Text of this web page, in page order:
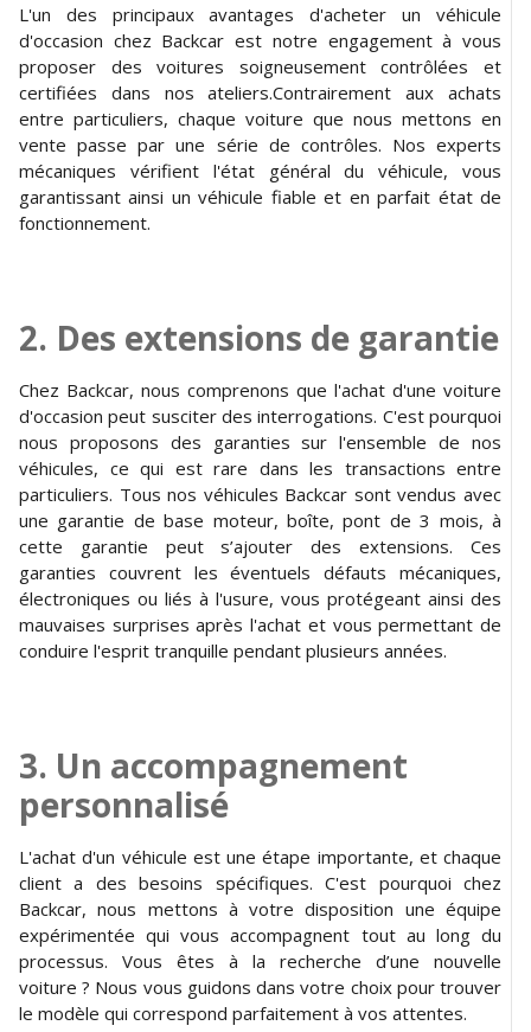
L'un des principaux avantages d'acheter un véhicule
d'occasion chez Backcar est notre engagement à vous
proposer des voitures soigneusement contrôlées et
certifiées dans nos ateliers.Contrairement aux achats
entre particuliers, chaque voiture que nous mettons en
vente passe par une série de contrôles. Nos experts
mécaniques vérifient l'état général du véhicule, vous
garantissant ainsi un véhicule fiable et en parfait état de
fonctionnement.
2. Des extensions de garantie
Chez Backcar, nous comprenons que l'achat d'une voiture
d'occasion peut susciter des interrogations. C'est pourquoi
nous proposons des garanties sur l'ensemble de nos
véhicules, ce qui est rare dans les transactions entre
particuliers. Tous nos véhicules Backcar sont vendus avec
une garantie de base moteur, boîte, pont de 3 mois, à
cette garantie peut s’ajouter des extensions. Ces
garanties couvrent les éventuels défauts mécaniques,
électroniques ou liés à l'usure, vous protégeant ainsi des
mauvaises surprises après l'achat et vous permettant de
conduire l'esprit tranquille pendant plusieurs années.
3. Un accompagnement
personnalisé
L'achat d'un véhicule est une étape importante, et chaque
client a des besoins spécifiques. C'est pourquoi chez
Backcar, nous mettons à votre disposition une équipe
expérimentée qui vous accompagnent tout au long du
processus. Vous êtes à la recherche d’une nouvelle
voiture ? Nous vous guidons dans votre choix pour trouver
le modèle qui correspond parfaitement à vos attentes.